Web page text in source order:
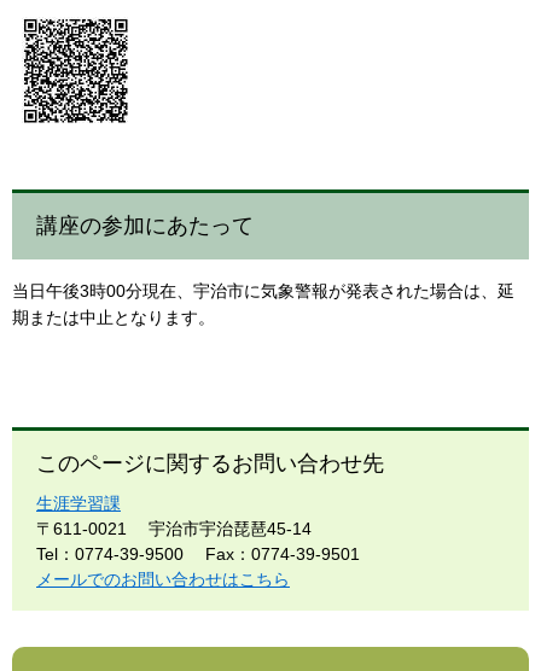
講座の参加にあたって
当日午後3時00分現在、宇治市に気象警報が発表された場合は、延
期または中止となります。
このページに関するお問い合わせ先
生涯学習課
〒611-0021
宇治市宇治琵琶45-14
Tel：0774-39-9500
Fax：0774-39-9501
メールでのお問い合わせはこちら